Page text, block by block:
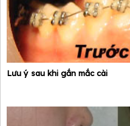
Lưu ý sau khi gắn mắc cài